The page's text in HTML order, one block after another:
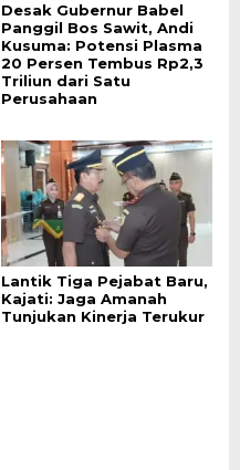
Desak Gubernur Babel
Panggil Bos Sawit, Andi
Kusuma: Potensi Plasma
20 Persen Tembus Rp2,3
Triliun dari Satu
Perusahaan
Lantik Tiga Pejabat Baru,
Kajati: Jaga Amanah
Tunjukan Kinerja Terukur